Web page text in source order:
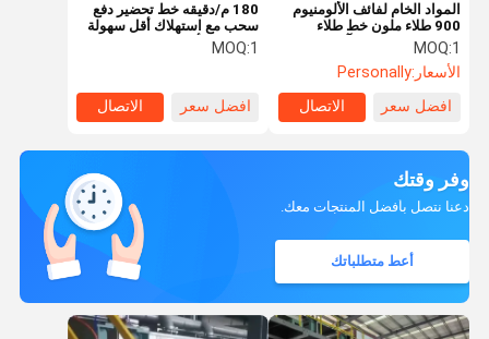
180 م/دقيقه خط تحضير دفع
سحب مع استهلاك أقل سهولة
التشغيل وأقل عطل
MOQ:1
افضل سعر الاتصال
المواد الخام لفائف الألومنيوم
900 طلاء ملون خط طلاء
مسحوق مقاومة للتآكل
MOQ:1
الأسعار:Personally
افضل سعر
الاتصال
وفر وقتك
دعنا نتصل بأفضل المنتجات معك.
أعط متطلباتك